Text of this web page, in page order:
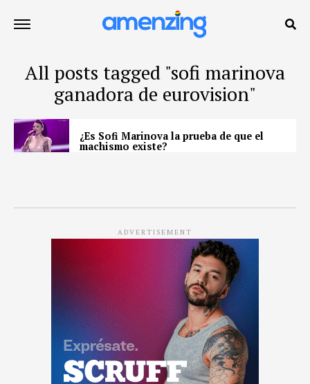
All posts tagged "sofi marinova
ganadora de eurovision"
¿Es Sofi Marinova la prueba de que el
machismo existe?
ADVERTISEMENT